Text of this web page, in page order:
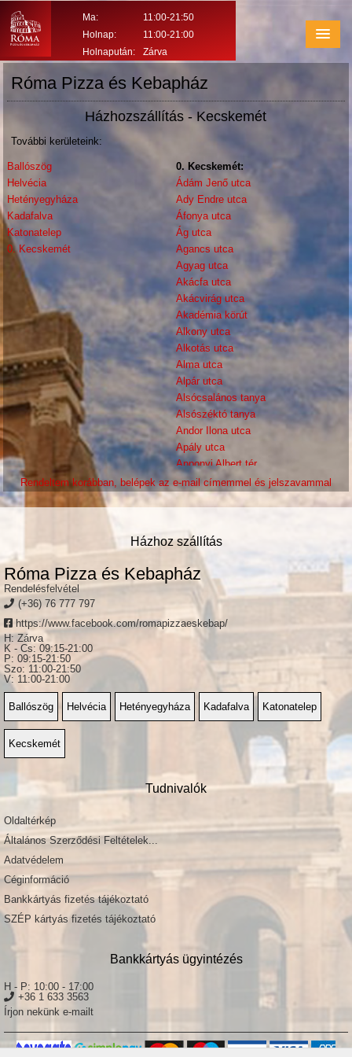
Ma:
11:00-21:50
Holnap:
11:00-21:00
Holnapután:
Zárva
Róma Pizza és Kebapház
Házhozszállítás - Kecskemét
További kerületeink:
Ballószög
Helvécia
Hetényegyháza
Kadafalva
Katonatelep
0. Kecskemét
0. Kecskemét:
Ádám Jenő utca
Ady Endre utca
Áfonya utca
Ág utca
Agancs utca
Agyag utca
Akácfa utca
Akácvirág utca
Akadémia körút
Alkony utca
Alkotás utca
Alma utca
Alpár utca
Alsócsalános tanya
Alsószéktó tanya
Andor Ilona utca
Apály utca
Apponyi Albert tér
Áprily Lajos utca
Aradi vértanuk tere
Aranybulla utca
Aranyeső utca
Árnyas utca
Árpád körút
Árvalányhaj utca
Avar utca
Babits Mihály utca
Bácskai utca
Bagi László utca
Bajcsy-Zsilinszky Endre körút
Bajnok utca
Bakócz Tamás utca
Balaton utca
Bálint Sándor utca
Bambusz utca
Bánság utca
Rendeltem korábban, belépek az e-mail címemmel és jelszavammal
Házhoz szállítás
Róma Pizza és Kebapház
Rendelésfelvétel
(+36) 76 777 797
https://www.facebook.com/romapizzaeskebap/
H: Zárva
K - Cs: 09:15-21:00
P: 09:15-21:50
Szo: 11:00-21:50
V: 11:00-21:00
Ballószög Helvécia Hetényegyháza Kadafalva Katonatelep
Kecskemét
Tudnivalók
Oldaltérkép
Általános Szerződési Feltételek...
Adatvédelem
Céginformáció
Bankkártyás fizetés tájékoztató
SZÉP kártyás fizetés tájékoztató
Bankkártyás ügyintézés
H - P: 10:00 - 17:00
+36 1 633 3563
Írjon nekünk e-mailt